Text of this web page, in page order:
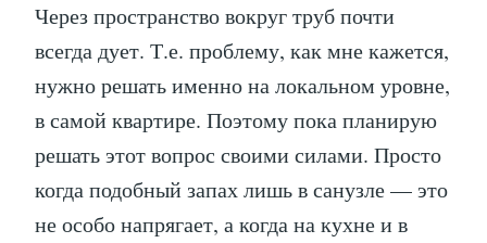
Через пространство вокруг труб почти
всегда дует. Т.е. проблему, как мне кажется,
нужно решать именно на локальном уровне,
в самой квартире. Поэтому пока планирую
решать этот вопрос своими силами. Просто
когда подобный запах лишь в санузле — это
не особо напрягает, а когда на кухне и в